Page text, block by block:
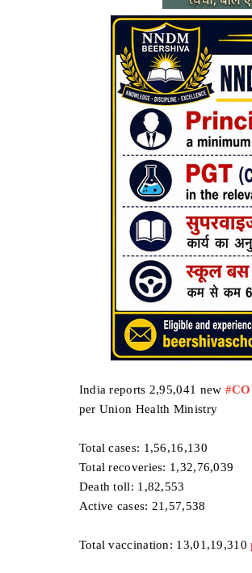
India reports 2,95,041 new
per Union Health Ministry
Total cases: 1,56,16,130
Total recoveries: 1,32,76,039
Death toll: 1,82,553
Active cases: 21,57,538
Total vaccination: 13,01,19,310